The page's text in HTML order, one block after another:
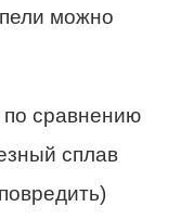
можно
по сравнению
сплав